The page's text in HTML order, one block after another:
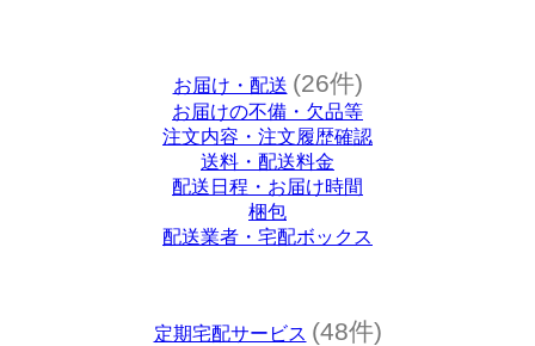
お届け・配送 (26件)
お届けの不備・欠品等
注文内容・注文履歴確認
送料・配送料金
配送日程・お届け時間
梱包
配送業者・宅配ボックス
定期宅配サービス (48件)